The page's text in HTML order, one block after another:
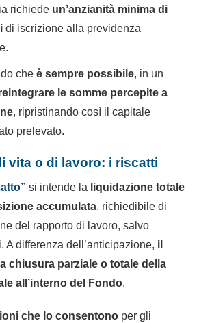
richiede un’anzianità minima di
di iscrizione alla previdenza
che è sempre possibile, in un
le somme percepite a
, ripristinando così il capitale
prelevato.
vita o di lavoro: i riscatti
si intende la liquidazione totale
accumulata, richiedibile di
del rapporto di lavoro, salvo
A differenza dell’anticipazione, il
chiusura parziale o totale della
all’interno del Fondo.
che lo consentono per gli